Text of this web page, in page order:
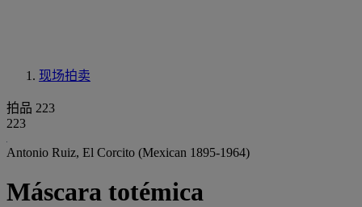
现场拍卖
拍品 223
223
Antonio Ruiz, El Corcito (Mexican 1895-1964)
Máscara totémica